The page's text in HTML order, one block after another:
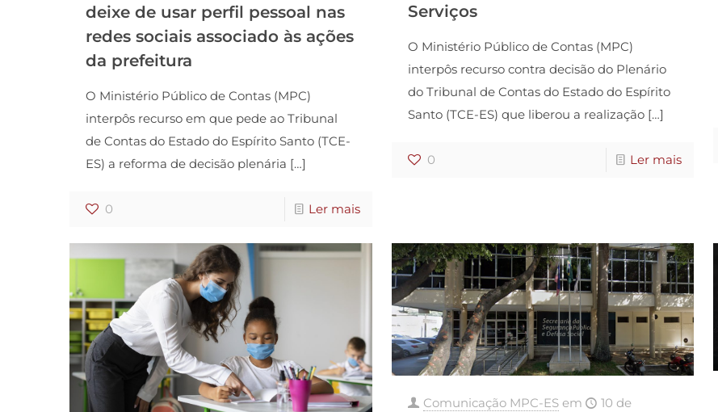
deixe de usar perfil pessoal nas
redes sociais associado às ações
da prefeitura
O Ministério Público de Contas (MPC)
interpôs recurso em que pede ao Tribunal
de Contas do Estado do Espírito Santo (TCE-
ES) a reforma de decisão plenária […]
0 Ler mais
Serviços
O Ministério Público de Contas (MPC)
interpôs recurso contra decisão do Plenário
do Tribunal de Contas do Estado do Espírito
Santo (TCE-ES) que liberou a realização[…]
0 Ler mais
Comunicação MPC-ES em
10 de